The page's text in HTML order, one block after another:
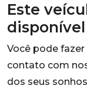
Este
Você pode
contato com
dos seus